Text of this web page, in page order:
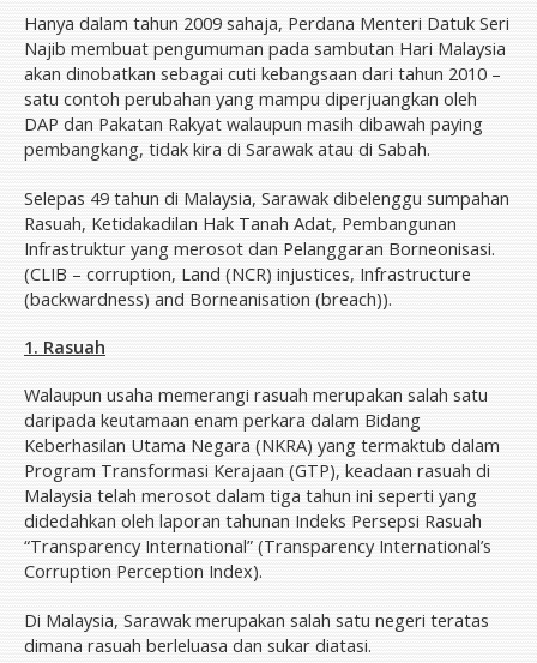
Archive
News & Press Releases
Budget Pakatan Rakyat
DAP National Congress/Conference
Donate
Hanya dalam tahun 2009 sahaja, Perdana Menteri Datuk Seri
Najib membuat pengumuman pada sambutan Hari Malaysia
akan dinobatkan sebagai cuti kebangsaan dari tahun 2010 –
satu contoh perubahan yang mampu diperjuangkan oleh
DAP dan Pakatan Rakyat walaupun masih dibawah paying
pembangkang, tidak kira di Sarawak atau di Sabah.
Selepas 49 tahun di Malaysia, Sarawak dibelenggu sumpahan
Rasuah, Ketidakadilan Hak Tanah Adat, Pembangunan
Infrastruktur yang merosot dan Pelanggaran Borneonisasi.
(CLIB – corruption, Land (NCR) injustices, Infrastructure
(backwardness) and Borneanisation (breach)).
1. Rasuah
Walaupun usaha memerangi rasuah merupakan salah satu
daripada keutamaan enam perkara dalam Bidang
Keberhasilan Utama Negara (NKRA) yang termaktub dalam
Program Transformasi Kerajaan (GTP), keadaan rasuah di
Malaysia telah merosot dalam tiga tahun ini seperti yang
didedahkan oleh laporan tahunan Indeks Persepsi Rasuah
“Transparency International” (Transparency International’s
Corruption Perception Index).
Di Malaysia, Sarawak merupakan salah satu negeri teratas
dimana rasuah berleluasa dan sukar diatasi.